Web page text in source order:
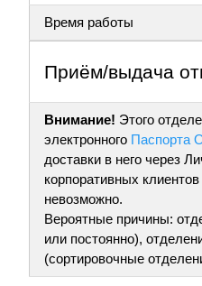
Время работы
Приём/выдача
Внимание! Этого
электронного Паспорта
доставки в него через
корпоративных
невозможно.
Вероятные причины:
или постоянно),
(сортировочные